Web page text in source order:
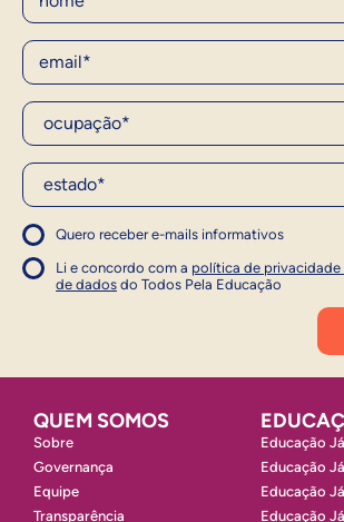
E-Mail
Ocupação*
Estado*
Quero receber e-mails informativos
1
Concordo com a política
Concordo com a política
Li e concordo com a política de privacidade
de dados do Todos Pela Educação
1
QUEM SOMOS
Sobre
Governança
Equipe
Transparência
Educação
Educação
Educação
Educação